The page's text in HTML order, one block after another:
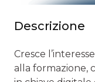
Descrizione
Cresce
alla formazione,